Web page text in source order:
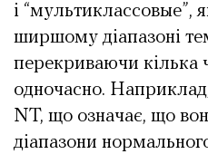
і “мультиклассовые”,
ширшому діапазоні
перекриваючи кілька
одночасно.
NT, що означає, що
діапазони